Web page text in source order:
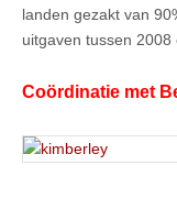
landen gezakt van
uitgaven tussen 2008
Coördinatie met